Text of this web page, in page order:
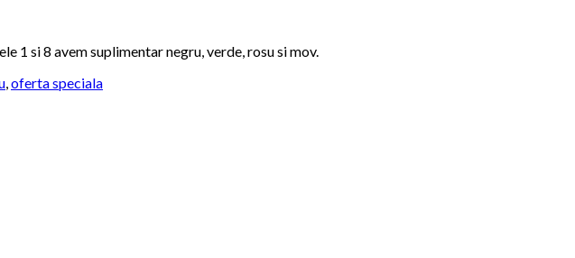
1 si 8 avem suplimentar negru, verde, rosu si mov.
oferta speciala